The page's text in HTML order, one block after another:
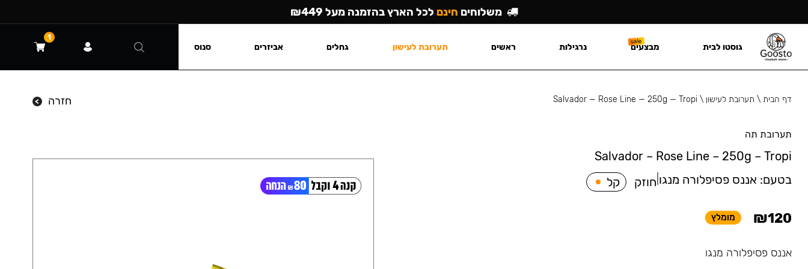
דף הבית\ תערובת לעישון \
Salvador — Rose Line — 250g — Tropi חזרה
תערובת תה
Salvador – Rose Line – 250g – Tropi
בטעם: אננס פסיפלורה מנגו חוזק קל
₪120 מומלץ
אננס פסיפלורה מנגו
משלוחים חינם לכל הארץ בהזמנה מעל ₪449
גוסטו לבית מבצעים נרגילות ראשים תערובת לעישון גחלים אביזרים סנוס
1